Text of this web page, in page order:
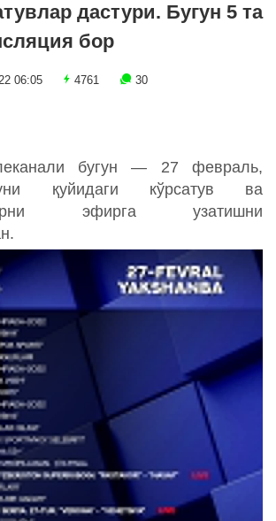
дастури. Бугун 5 та
бор
06:05 4761 30
бугун — 27 февраль,
қуйидаги кўрсатув ва
эфирга узатишни